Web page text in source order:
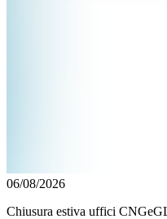
06/08/2026
Chiusura estiva uffici